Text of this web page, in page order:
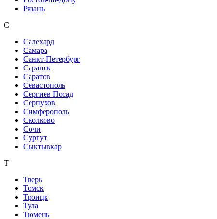
Рязань
С
Салехард
Самара
Санкт-Петербург
Саранск
Саратов
Севастополь
Сергиев Посад
Серпухов
Симферополь
Сколково
Сочи
Сургут
Сыктывкар
Т
Тверь
Томск
Троицк
Тула
Тюмень